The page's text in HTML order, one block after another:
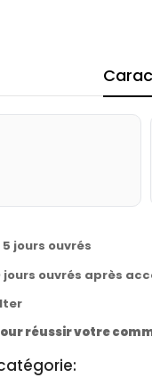
jours ouvrés
ouvrés après
réussir votre